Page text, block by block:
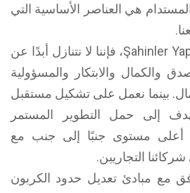
المستدام هي العناصر الأساسية التي
باعتبارنا شركة Şahinler Yapı Proje، فإننا لا نتنازل أبدًا عن
والكمال والابتكار والمسؤولية
بينما نعمل على تشكيل مستقبل
نهدف إلى حمل التطوير المستمر
أعلى مستوى جنبًا إلى جنب مع
التجاريين.
مع مبادئ تعديل حدود الكربون